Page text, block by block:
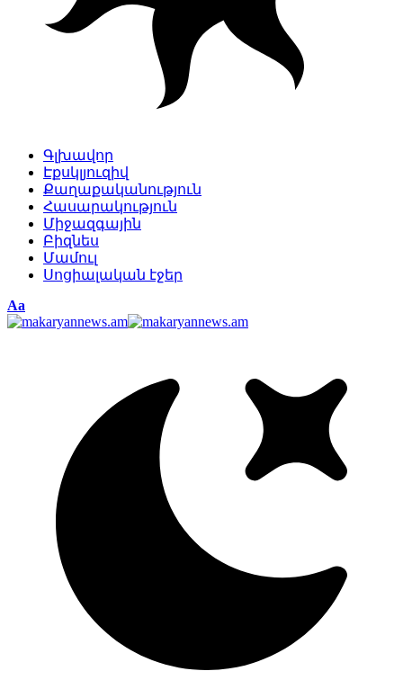
Գլխավոր
Էքսկլյուզիվ
Քաղաքականություն
Հասարակություն
Միջազգային
Բիզնես
Մամուլ
Սոցիալական էջեր
Изменение
размера
Аа